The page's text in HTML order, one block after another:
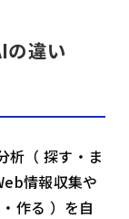
違い
析（ 探す・ま
情報収集や
作る ）を自